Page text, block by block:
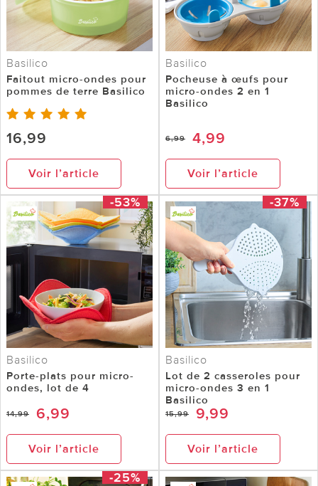
Basilico
Faitout micro-ondes pour
pommes de terre Basilico
16,99
Voir l’article
Basilico
Pocheuse à œufs pour
micro-ondes 2 en 1
Basilico
6,99 4,99
Voir l’article
-53%
Basilico
Porte-plats pour micro-
ondes, lot de 4
14,99 6,99
Voir l’article
-37%
Basilico
Lot de 2 casseroles pour
micro-ondes 3 en 1
Basilico
15,99 9,99
Voir l’article
-25%